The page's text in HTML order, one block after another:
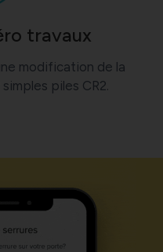
travaux
modification de la
piles CR2.